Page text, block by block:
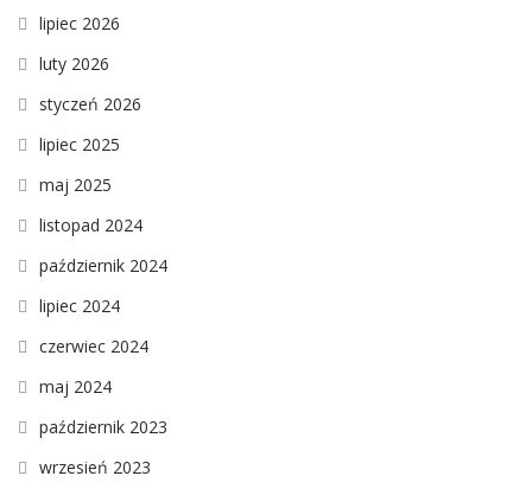
lipiec 2026
luty 2026
styczeń 2026
lipiec 2025
maj 2025
listopad 2024
październik 2024
lipiec 2024
czerwiec 2024
maj 2024
październik 2023
wrzesień 2023